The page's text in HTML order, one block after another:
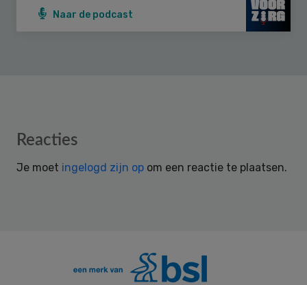
Naar de podcast
Reader
Reacties
Je moet ingelogd zijn op om een reactie te plaatsen.